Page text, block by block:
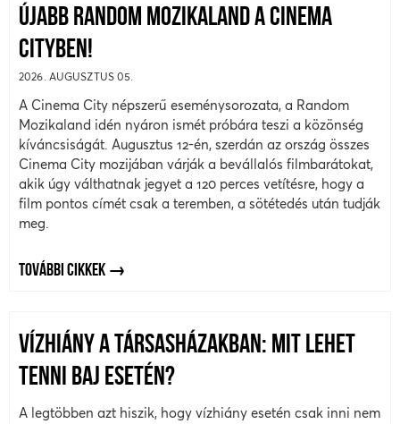
ÚJABB RANDOM MOZIKALAND A CINEMA
CITYBEN!
2026. AUGUSZTUS 05.
A Cinema City népszerű eseménysorozata, a Random
Mozikaland idén nyáron ismét próbára teszi a közönség
kíváncsiságát. Augusztus 12-én, szerdán az ország összes
Cinema City mozijában várják a bevállalós filmbarátokat,
akik úgy válthatnak jegyet a 120 perces vetítésre, hogy a
film pontos címét csak a teremben, a sötétedés után tudják
meg.
TOVÁBBI CIKKEK
VÍZHIÁNY A TÁRSASHÁZAKBAN: MIT LEHET
TENNI BAJ ESETÉN?
A legtöbben azt hiszik, hogy vízhiány esetén csak inni nem